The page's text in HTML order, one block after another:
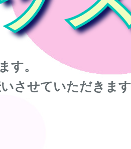
す。
させていただきま